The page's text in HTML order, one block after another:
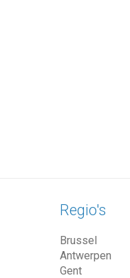
Regio's
Brussel
Antwerpen
Gent